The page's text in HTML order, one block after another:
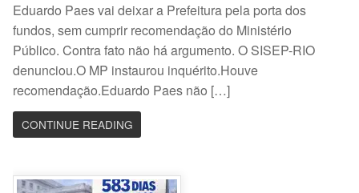
Eduardo Paes vai deixar a Prefeitura pela porta dos
fundos, sem cumprir recomendação do Ministério
Público. Contra fato não há argumento. O SISEP-RIO
denunciou.O MP instaurou inquérito.Houve
recomendação.Eduardo Paes não […]
CONTINUE READING